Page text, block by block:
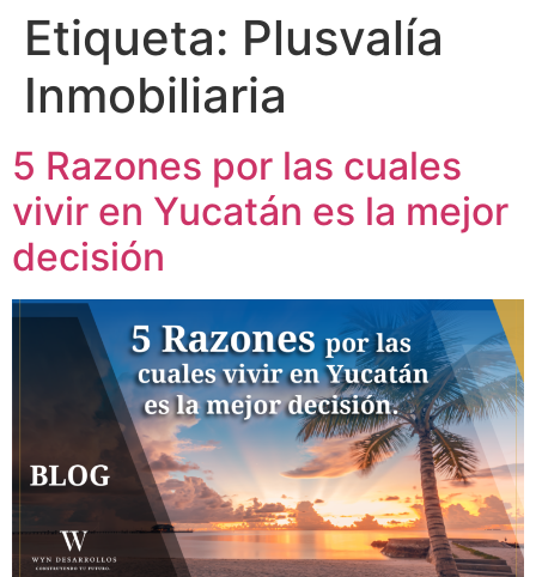
Etiqueta: Plusvalía
Inmobiliaria
5 Razones por las cuales
vivir en Yucatán es la mejor
decisión